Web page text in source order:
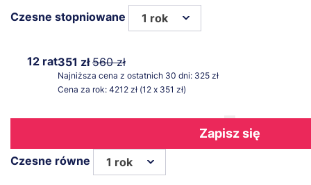
Czesne stopniowane 1 rok
12 rat351 zł560 zł
Najniższa cena z ostatnich 30 dni: 325 zł
Cena za rok: 4212 zł (12 x 351 zł)
Zapisz się
Czesne równe 1 rok